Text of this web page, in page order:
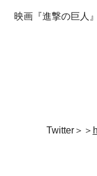
映画『進撃の巨人
Twitter＞＞